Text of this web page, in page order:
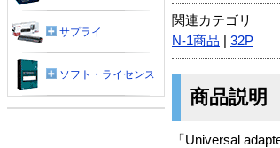
関連カテゴリ
N-1商品
32P
商品説明
「Universal
サプライ
ソフト・ライセンス